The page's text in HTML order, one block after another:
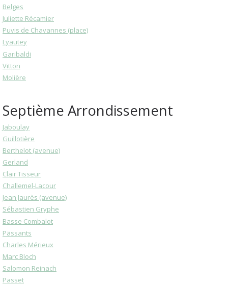
Belges
Juliette Récamier
Puvis de Chavannes (place)
Lyautey
Garibaldi
Vitton
Molière
Septième Arrondissement
Jaboulay
Guillotière
Berthelot (avenue)
Gerland
Clair Tisseur
Challemel-Lacour
Jean Jaurès (avenue)
Sébastien Gryphe
Basse Combalot
Pässants
Charles Mérieux
Marc Bloch
Salomon Reinach
Passet